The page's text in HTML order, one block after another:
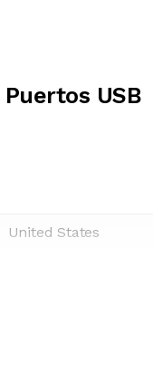
Puertos USB
United States